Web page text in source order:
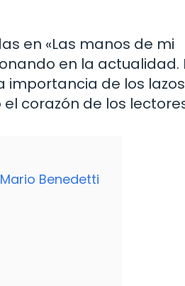
en «Las manos de mi
en la actualidad.
importancia de los lazos
corazón de los
Benedetti